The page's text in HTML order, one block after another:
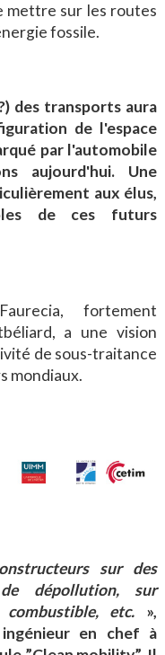
mettre sur les routes
fossile.
des transports aura
de l'espace
par l'automobile
aujourd'hui. Une
aux élus,
de ces futurs
fortement
a une vision
de sous-traitance
mondiaux.
sur des
dépollution, sur
etc. »,
ingénieur en chef à